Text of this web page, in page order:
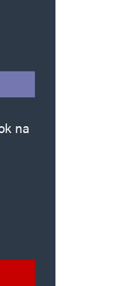
na